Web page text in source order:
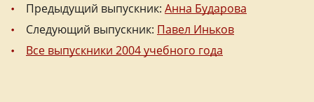
Предыдущий выпускник: Анна Бударова
Следующий выпускник: Павел Иньков
Все выпускники 2004 учебного года